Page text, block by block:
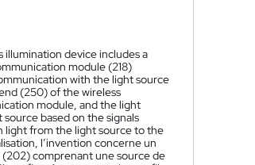
device includes a
module (218)
with the light source
(250) of the wireless
module, and the light
based on the signals
light from the light source to the
l’invention concerne un
(202) comprenant une source de